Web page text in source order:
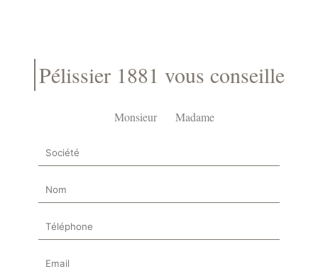
Pélissier 1881 vous conseille
Monsieur Madame